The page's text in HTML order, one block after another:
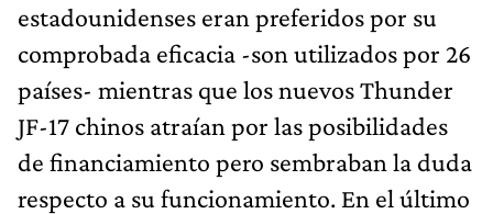
estadounidenses eran preferidos por su
comprobada eficacia -son utilizados por 26
países- mientras que los nuevos Thunder
JF-17 chinos atraían por las posibilidades
de financiamiento pero sembraban la duda
respecto a su funcionamiento. En el último